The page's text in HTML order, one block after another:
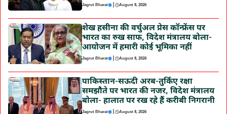
Jagrut Bharat | August 8, 2026
शेख हसीना की वर्चुअल प्रेस कॉन्फ्रेंस पर
भारत का रुख साफ, विदेश मंत्रालय बोला-
आयोजन में हमारी कोई भूमिका नहीं
Jagrut Bharat | August 8, 2026
पाकिस्तान-सऊदी अरब-तुर्किए रक्षा
समझौते पर भारत की नजर, विदेश मंत्रालय
बोला- हालात पर रख रहे हैं करीबी निगरानी
Jagrut Bharat | August 8, 2026